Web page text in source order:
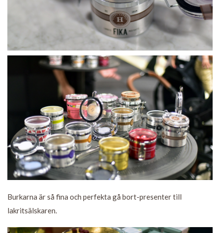
Burkarna är så fina och perfekta gå bort-presenter till
lakritsälskaren.